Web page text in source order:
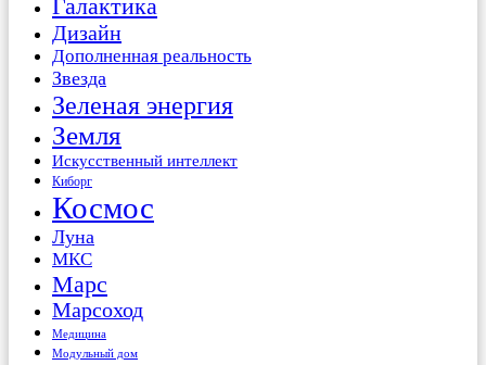
Галактика
Дизайн
Дополненная реальность
Звезда
Зеленая энергия
Земля
Искусственный интеллект
Киборг
Космос
Луна
МКС
Марс
Марсоход
Медицина
Модульный дом